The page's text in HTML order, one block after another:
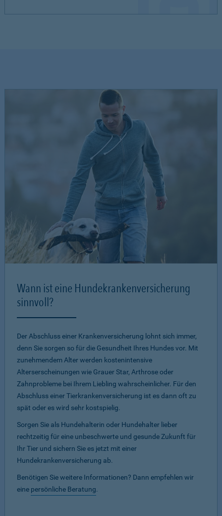
Wann ist eine Hundekrankenversicherung
sinnvoll?
Der Abschluss einer Krankenversicherung lohnt sich immer,
denn Sie sorgen so für die Gesundheit Ihres Hundes vor. Mit
zunehmendem Alter werden kostenintensive
Alterserscheinungen wie Grauer Star, Arthrose oder
Zahnprobleme bei Ihrem Liebling wahrscheinlicher. Für den
Abschluss einer Tierkrankenversicherung ist es dann oft zu
spät oder es wird sehr kostspielig.
Sorgen Sie als Hundehalterin oder Hundehalter lieber
rechtzeitig für eine unbeschwerte und gesunde Zukunft für
Ihr Tier und sichern Sie es jetzt mit einer
Hundekrankenversicherung ab.
Benötigen Sie weitere Informationen? Dann empfehlen wir
eine persönliche Beratung.